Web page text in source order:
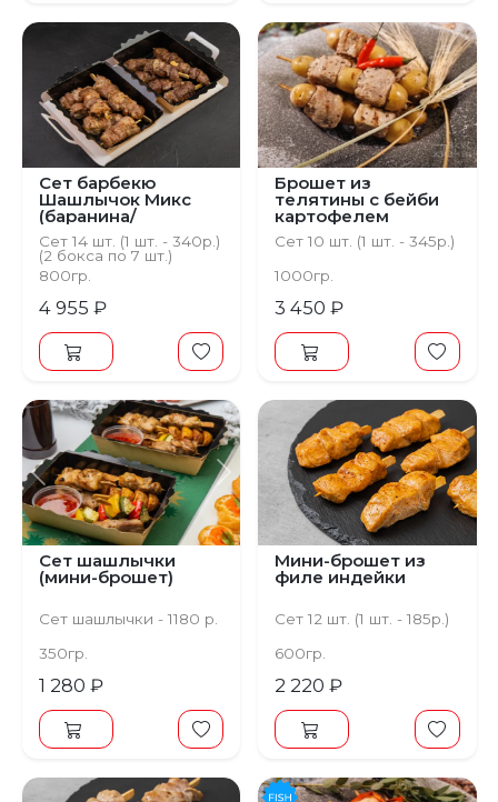
Сет барбекю
Шашлычок Микс
(баранина/
говядина)
Сет 14 шт. (1 шт. - 340р.)
(2 бокса по 7 шт.)
800гр.
4 955 ₽
Брошет из
телятины с бейби
картофелем
Сет 10 шт. (1 шт. - 345р.)
1000гр.
3 450 ₽
Предыдущий Следующий
Сет шашлычки
(мини-брошет)
Сет шашлычки - 1180 р.
350гр.
1 280 ₽
Мини-брошет из
филе индейки
Сет 12 шт. (1 шт. - 185р.)
600гр.
2 220 ₽